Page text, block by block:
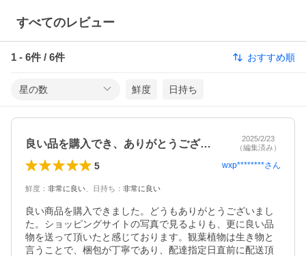
すべてのレビュー
1 - 6件 / 6件 おすすめ順
星の数 鮮度 日持ち
良い品を購入でき、ありがとうございました
2025/2/23
（編集済み）
5 wxp********さん
鮮度 ： 非常に良い 日持ち ： 非常に良い
良い商品を購入できました。どうもありがとうございまし
た。ショッピングサイトの写真で見るよりも、更に良い品
物を送って頂いたと感じております。観葉植物は生き物と
言うことで、梱包が丁寧であり、配達指定日直前に配送頂